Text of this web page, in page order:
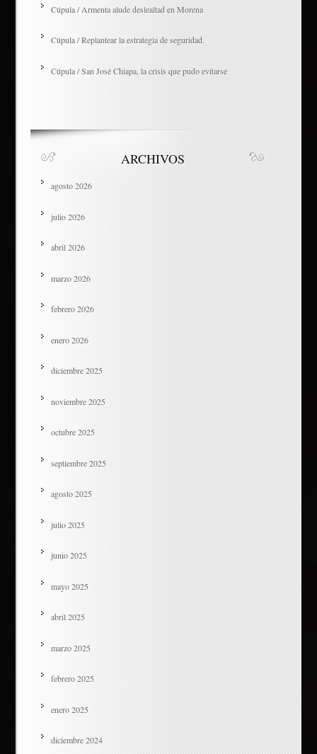
Cúpula / Armenta alude deslealtad en Morena
Cúpula / Replantear la estrategia de seguridad.
Cúpula / San José Chiapa, la crisis que pudo evitarse
ARCHIVOS
agosto 2026
julio 2026
abril 2026
marzo 2026
febrero 2026
enero 2026
diciembre 2025
noviembre 2025
octubre 2025
septiembre 2025
agosto 2025
julio 2025
junio 2025
mayo 2025
abril 2025
marzo 2025
febrero 2025
enero 2025
diciembre 2024